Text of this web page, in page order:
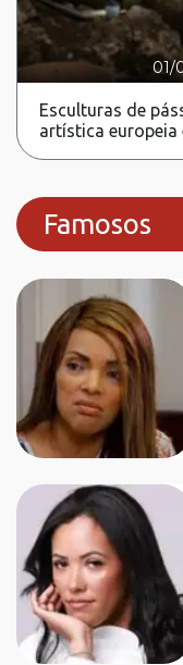
01/
Esculturas de
artística europeia
Famosos